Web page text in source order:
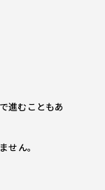
進むこともあ
せん。